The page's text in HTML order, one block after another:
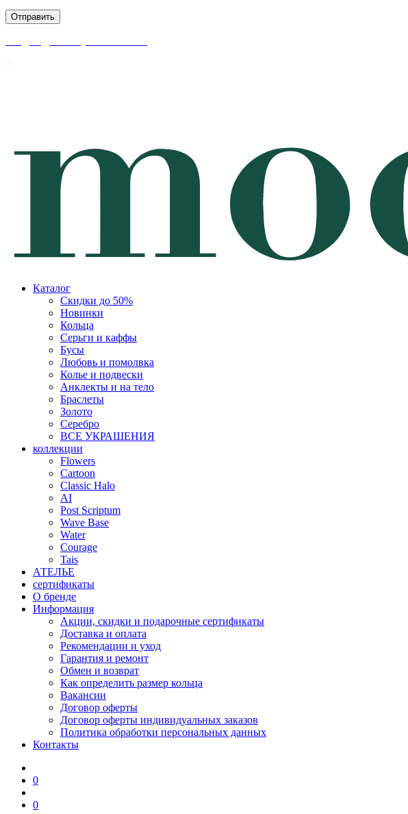
Каталог
Скидки до 50%
Новинки
Кольца
Серьги и каффы
Бусы
Любовь и помолвка
Колье и подвески
Анклекты и на тело
Браслеты
Золото
Серебро
ВСЕ УКРАШЕНИЯ
коллекции
Flowers
Cartoon
Classic Halo
AI
Post Scriptum
Wave Base
Water
Courage
Tais
АТЕЛЬЕ
сертификаты
О бренде
Информация
Акции, скидки и подарочные сертификаты
Доставка и оплата
Рекомендации и уход
Гарантия и ремонт
Обмен и возврат
Как определить размер кольца
Вакансии
Договор оферты
Договор оферты индивидуальных заказов
Политика обработки персональных данных
Контакты
0
0